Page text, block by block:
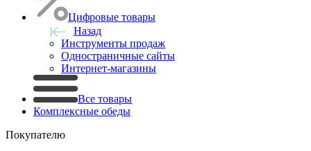
Цифровые товары
Назад
Инструменты продаж
Одностраничные сайты
Интернет-магазины
Все товары
Комплексные обеды
Покупателю